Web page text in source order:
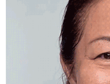
Jika transaksi tidak disahkan
dibuat, atau jika
akan dibatalkan secara
peringkat "semakan
tidak dipenuhi; butiran
[Arahan Pembayaran]
Sila ambil perhatian bahawa
bagaimanapun, bagi mereka
dan mendaftar sebagai ahli
sehingga 45 hari.
Tempoh pembayaran dikira
付款後全家取貨
NT$80/pesanan |
NT$1,880 atau lebih
萊爾富取貨付款
NT$80/pesanan |